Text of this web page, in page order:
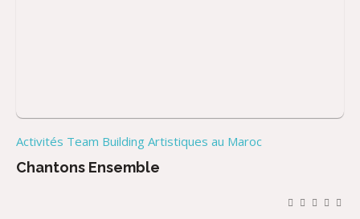
Activités Team Building Artistiques au Maroc
Chantons Ensemble